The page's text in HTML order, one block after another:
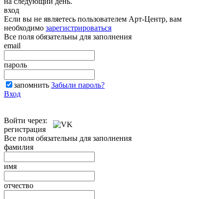
вход
Если вы не являетесь пользователем Арт-Центр, вам
необходимо зарегистрироваться
Все поля обязательны для заполнения
email
пароль
запомнить Забыли пароль?
Вход
Войти через:
регистрация
Все поля обязательны для заполнения
фамилия
имя
отчество